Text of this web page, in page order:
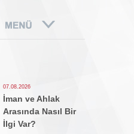
07.08.2026
İman ve Ahlak
Arasında Nasıl Bir
İlgi Var?